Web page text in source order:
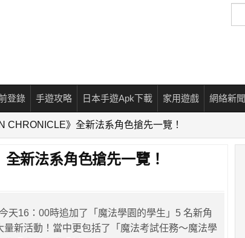
尋
登錄 手遊攻略 日本手遊Apk下載 家用遊戲 網絡新聞
CHRONICLE》全新法系角色搶先一覽！
全新法系角色搶先一覽！
天16：00時追加了「魔法學園的學生」5 名新角
量新活動！當中更包括了「魔法考試任務～魔法學